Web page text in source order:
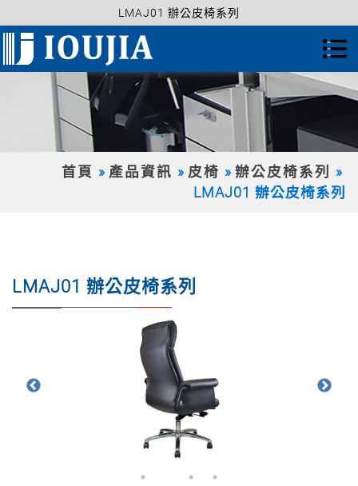
LMAJ01 辦公皮椅系列
首頁 產品資訊 皮椅
辦公皮椅系列
LMAJ01 辦公皮椅系列
LMAJ01 辦公皮椅系列